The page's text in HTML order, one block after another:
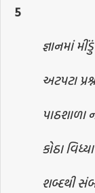
5
જ્ઞાનમાં
અટપટા
પાઠશાળા
કોઠા
શબ્દથી